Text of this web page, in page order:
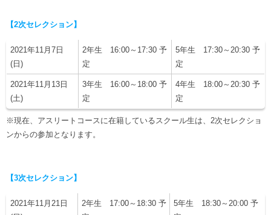
【2次セレクション】
2021年11月7日
(日)
2年生 16:00～17:30 予
定
5年生 17:30～20:30 予
定
2021年11月13日
(土)
3年生 16:00～18:00 予
定
4年生 18:00～20:30 予
定
※現在、アスリートコースに在籍しているスクール生は、2次セレクショ
ンからの参加となります。
【3次セレクション】
2021年11月21日
2年生 17:00～18:30 予
5年生 18:30～20:00 予